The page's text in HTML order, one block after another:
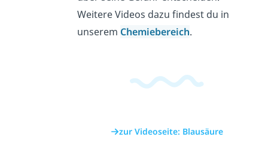
Weitere Videos dazu findest du in
unserem Chemiebereich.
zur Videoseite: Blausäure